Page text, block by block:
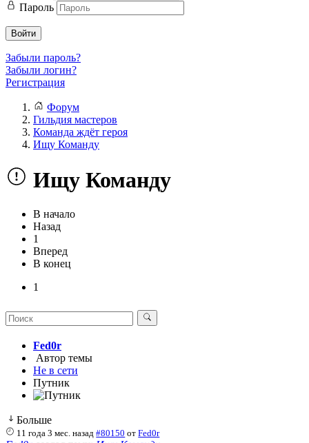
Пароль
Войти
Забыли пароль?
Забыли логин?
Регистрация
Форум
Гильдия мастеров
Команда ждёт героя
Ищу Команду
Ищу Команду
В начало
Назад
1
Вперед
В конец
1
Fed0r
Автор темы
Не в сети
Путник
Больше
11 года 3 мес. назад #80150 отFed0r